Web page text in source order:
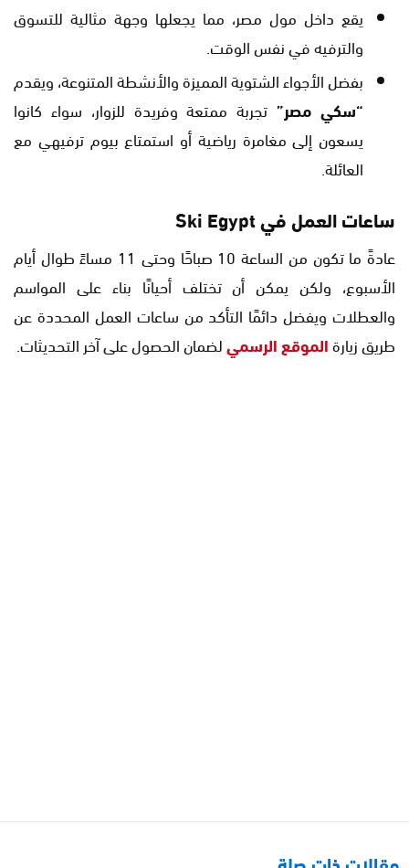
يقع داخل مول مصر، مما يجعلها وجهة مثالية للتسوق
والترفيه في نفس الوقت.
بفضل الأجواء الشتوية المميزة والأنشطة المتنوعة، ويقدم
“سكي مصر” تجربة ممتعة وفريدة للزوار، سواء كانوا
يسعون إلى مغامرة رياضية أو استمتاع بيوم ترفيهي مع
العائلة.
ساعات العمل في‎Ski Egypt‎
عادةً ما تكون من الساعة 10 صباحًا وحتى 11 مساءً طوال أيام
الأسبوع، ولكن يمكن أن تختلف أحيانًا بناء على المواسم
والعطلات ويفضل دائمًا التأكد من ساعات العمل المحددة عن
طريق زيارةالموقع الرسميلضمان الحصول على آخر التحديثات.